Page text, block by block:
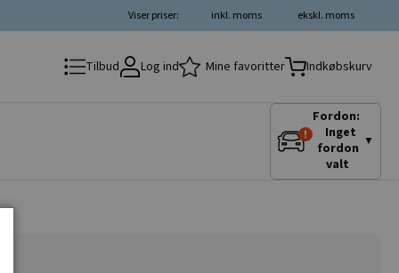
ekskl. moms
inkl. moms
Viser priser:
Tilbud Log ind Mine favoritter Indkøbskurv
Fordon:
Inget
fordon
valt
▼